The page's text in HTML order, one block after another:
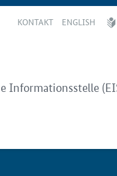
KONTAKT ENGLISH
Informationsstelle